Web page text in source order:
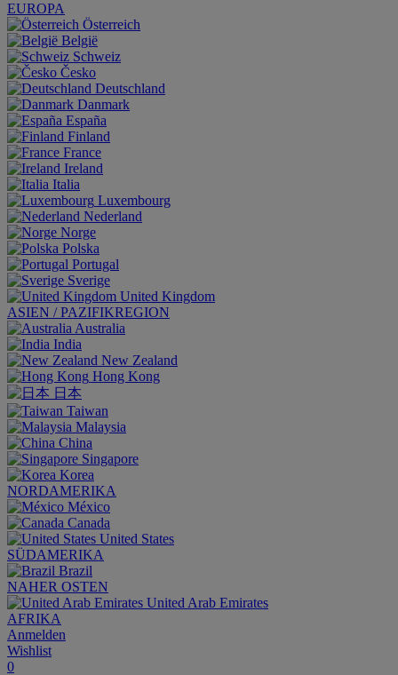
EUROPA
Österreich
België
Schweiz
Česko
Deutschland
Danmark
España
Finland
France
Ireland
Italia
Luxembourg
Nederland
Norge
Polska
Portugal
Sverige
United Kingdom
ASIEN / PAZIFIKREGION
Australia
India
New Zealand
Hong Kong
日本
Taiwan
Malaysia
China
Singapore
Korea
NORDAMERIKA
México
Canada
United States
SÜDAMERIKA
Brazil
NAHER OSTEN
United Arab Emirates
AFRIKA
Anmelden
Wishlist
0